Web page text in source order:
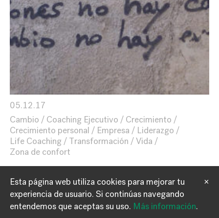
Información Contacto
05.12.17
Cambio
Coaching Ejecutivo
Crecimiento
Crecimiento personal
Empresa
Liderazgo
Life Coaching
Transformación
Vida
Zona de confort
×
Esta página web utiliza cookies para mejorar tu
experiencia de usuario. Si continúas navegando
entendemos que aceptas su uso. Más información.